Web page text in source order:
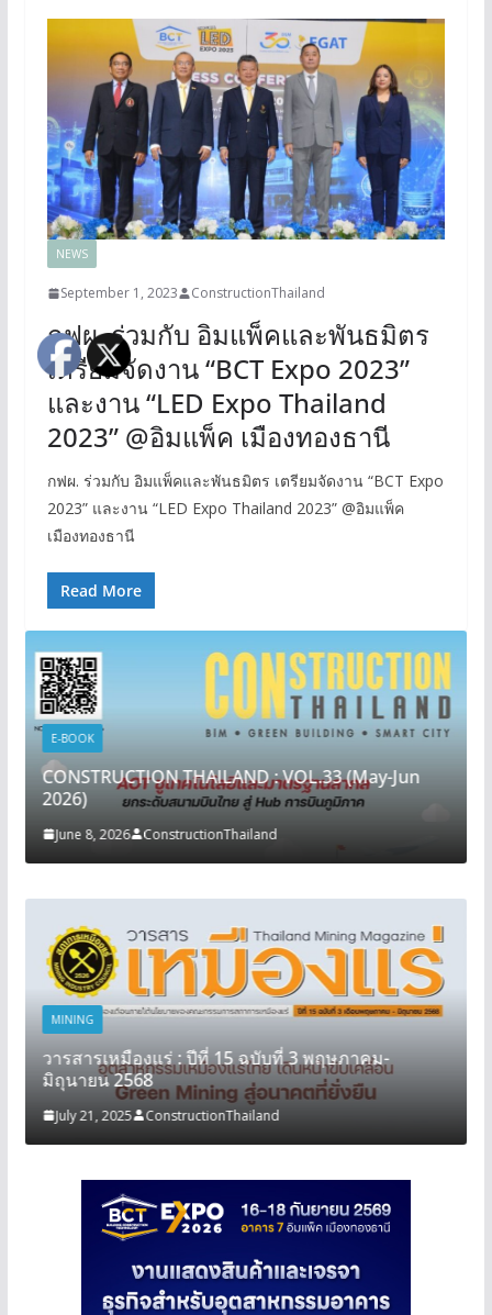
NEWS
September 1, 2023 ConstructionThailand
กฟผ. ร่วมกับ อิมแพ็คและพันธมิตร
เตรียมจัดงาน “BCT Expo 2023”
และงาน “LED Expo Thailand
2023” @อิมแพ็ค เมืองทองธานี
กฟผ. ร่วมกับ อิมแพ็คและพันธมิตร เตรียมจัดงาน “BCT Expo
2023” และงาน “LED Expo Thailand 2023” @อิมแพ็ค
เมืองทองธานี
Read More
E-BOOK
CONSTRUCTION THAILAND : VOL.33 (May-Jun
2026)
June 8, 2026 ConstructionThailand
MINING
วารสารเหมืองแร่ : ปีที่ 15 ฉบับที่ 3 พฤษภาคม-
มิถุนายน 2568
July 21, 2025 ConstructionThailand